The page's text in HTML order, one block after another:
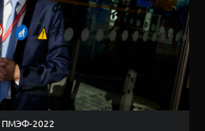
ПМЭФ-2022